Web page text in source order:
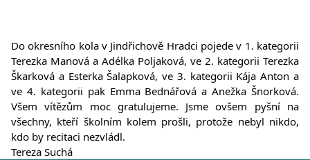
Do okresního kola v Jindřichově Hradci pojede v 1. kategorii
Terezka Manová a Adélka Poljaková, ve 2. kategorii Terezka
Škarková a Esterka Šalapková, ve 3. kategorii Kája Anton a
ve 4. kategorii pak Emma Bednářová a Anežka Šnorková.
Všem vítězům moc gratulujeme. Jsme ovšem pyšní na
všechny, kteří školním kolem prošli, protože nebyl nikdo,
kdo by recitaci nezvládl.
Tereza Suchá